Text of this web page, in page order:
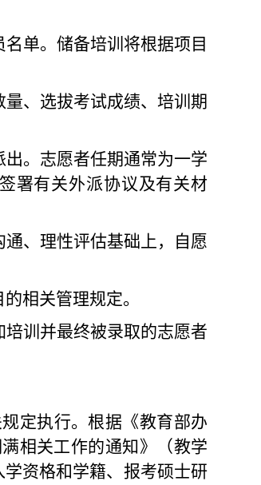
单。储备培训将根据项目
、选拔考试成绩、培训期
。志愿者任期通常为一学
署有关外派协议及有关材
、理性评估基础上，自愿
相关管理规定。
训并最终被录取的志愿者
定执行。根据《教育部办
相关工作的通知》（教学
资格和学籍、报考硕士研